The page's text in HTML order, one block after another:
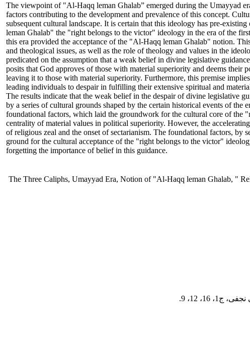
The viewpoint of "Al-Haqq leman Ghalab” emerged during the Umayyad
factors contributing to the development and prevalence of this concept.
subsequent cultural landscape. It is certain that this ideology has pre-
leman Ghalab" the "right belongs to the victor" ideology in the era of the
this era provided the acceptance of the "Al-Haqq leman Ghalab" notion.
and theological issues, as well as the role of theology and values in the
predicated on the assumption that a weak belief in divine legislative
posits that God approves of those with material superiority and deems
leaving it to those with material superiority. Furthermore, this premise
leading individuals to despair in fulfilling their extensive spiritual and
The results indicate that the weak belief in the despair of divine legislative
by a series of cultural grounds shaped by the certain historical events of
foundational factors, which laid the groundwork for the cultural core of the
centrality of material values in political superiority. However, the
of religious zeal and the onset of sectarianism. The foundational factors, by
ground for the cultural acceptance of the "right belongs to the victor"
forgetting the importance of belief in this guidance.
The Three Caliphs, Umayyad Era, Notion of "Al-Haqq leman Ghalab, "
12، 9.